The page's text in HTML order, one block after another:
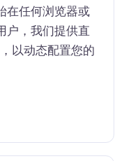
在任何浏览器或
户，我们提供直
以动态配置您的